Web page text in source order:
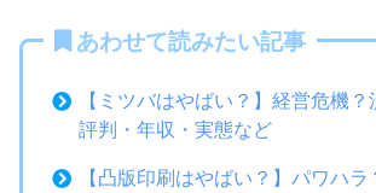
あわせて読みたい記事
【ミツバはやばい？】経営危機
評判・年収・実態など
【凸版印刷はやばい？】パワハ